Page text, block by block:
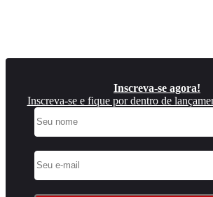
Inscreva-se agora!
Inscreva-se e fique por dentro de